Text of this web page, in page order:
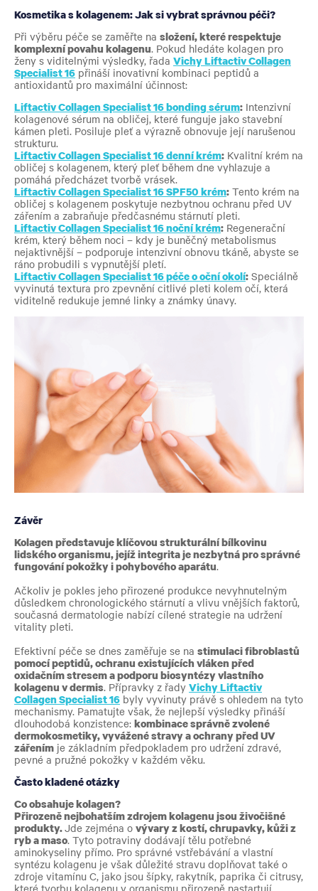
Kosmetika s kolagenem: Jak si vybrat správnou péči?
Při výběru péče se zaměřte na složení, které respektuje
komplexní povahu kolagenu. Pokud hledáte kolagen pro
ženy s viditelnými výsledky, řada Vichy Liftactiv Collagen
Specialist 16 přináší inovativní kombinaci peptidů a
antioxidantů pro maximální účinnost:
Liftactiv Collagen Specialist 16 bonding sérum: Intenzivní
kolagenové sérum na obličej, které funguje jako stavební
kámen pleti. Posiluje pleť a výrazně obnovuje její narušenou
strukturu.
Liftactiv Collagen Specialist 16 denní krém: Kvalitní krém na
obličej s kolagenem, který pleť během dne vyhlazuje a
pomáhá předcházet tvorbě vrásek.
Liftactiv Collagen Specialist 16 SPF50 krém: Tento krém na
obličej s kolagenem poskytuje nezbytnou ochranu před UV
zářením a zabraňuje předčasnému stárnutí pleti.
Liftactiv Collagen Specialist 16 noční krém: Regenerační
krém, který během noci – kdy je buněčný metabolismus
nejaktivnější – podporuje intenzivní obnovu tkáně, abyste se
ráno probudili s vypnutější pletí.
Liftactiv Collagen Specialist 16 péče o oční okolí: Speciálně
vyvinutá textura pro zpevnění citlivé pleti kolem očí, která
viditelně redukuje jemné linky a známky únavy.
Závěr
Kolagen představuje klíčovou strukturální bílkovinu
lidského organismu, jejíž integrita je nezbytná pro správné
fungování pokožky i pohybového aparátu.
Ačkoliv je pokles jeho přirozené produkce nevyhnutelným
důsledkem chronologického stárnutí a vlivu vnějších faktorů,
současná dermatologie nabízí cílené strategie na udržení
vitality pleti.
Efektivní péče se dnes zaměřuje se na stimulaci fibroblastů
pomocí peptidů, ochranu existujících vláken před
oxidačním stresem a podporu biosyntézy vlastního
kolagenu v dermis. Přípravky z řady Vichy Liftactiv
Collagen Specialist 16 byly vyvinuty právě s ohledem na tyto
mechanismy. Pamatujte však, že nejlepší výsledky přináší
dlouhodobá konzistence: kombinace správně zvolené
dermokosmetiky, vyvážené stravy a ochrany před UV
zářením je základním předpokladem pro udržení zdravé,
pevné a pružné pokožky v každém věku.
Často kladené otázky
Co obsahuje kolagen?
Přirozeně nejbohatším zdrojem kolagenu jsou živočišné
produkty.Jde zejména o vývary z kostí, chrupavky, kůži z
ryb a maso. Tyto potraviny dodávají tělu potřebné
aminokyseliny přímo. Pro správné vstřebávání a vlastní
syntézu kolagenu je však důležité stravu doplňovat také o
zdroje vitamínu C, jako jsou šípky, rakytník, paprika či citrusy,